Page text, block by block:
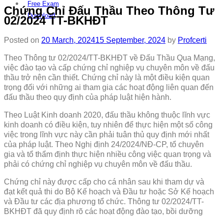
Free Exam
Download
Chứng Chỉ Đấu Thầu Theo Thông Tư
02/2024 TT-BKHĐT
Posted on 20 March, 202415 September, 2024 by Profcerti
Theo Thông tư 02/2024/TT-BKHĐT về Đấu Thầu Qua Mạng,
việc đào tạo và cấp chứng chỉ nghiệp vụ chuyên môn về đấu
thầu trở nên cần thiết. Chứng chỉ này là một điều kiện quan
trọng đối với những ai tham gia các hoạt động liên quan đến
đấu thầu theo quy định của pháp luật hiện hành.
Theo Luật Kinh doanh 2020, đấu thầu không thuộc lĩnh vực
kinh doanh có điều kiện, tuy nhiên để thực hiện một số công
việc trong lĩnh vực này cần phải tuân thủ quy định mới nhất
của pháp luật. Theo Nghị định 24/2024/NĐ-CP, tổ chuyên
gia và tổ thẩm định thực hiện nhiều công việc quan trọng và
phải có chứng chỉ nghiệp vụ chuyên môn về đấu thầu.
Chứng chỉ này được cấp cho cá nhân sau khi tham dự và
đạt kết quả thi do Bộ Kế hoạch và Đầu tư hoặc Sở Kế hoạch
và Đầu tư các địa phương tổ chức. Thông tư 02/2024/TT-
BKHĐT đã quy định rõ các hoạt động đào tạo, bồi dưỡng